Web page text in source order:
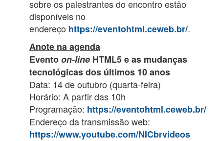
sobre os palestrantes do encontro estão
disponíveis no
endereço https://eventohtml.ceweb.br/.
Anote na agenda
Eventoon-line HTML5 e as mudanças
tecnológicas dos últimos 10 anos
Data: 14 de outubro (quarta-feira)
Horário: A partir das 10h
Programação: https://eventohtml.ceweb.br/
Endereço da transmissão web:
https://www.youtube.com/NICbrvideos